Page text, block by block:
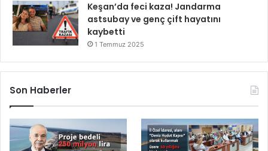
Keşan’da feci kaza! Jandarma
astsubay ve genç çift hayatını
kaybetti
1 Temmuz 2025
Son Haberler